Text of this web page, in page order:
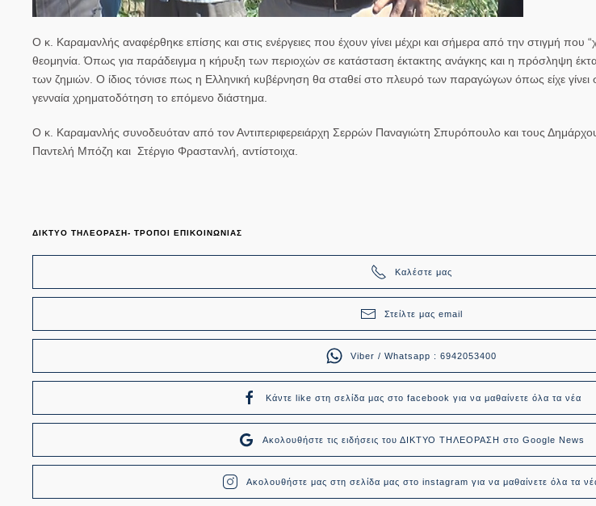
Ο κ. Καραμανλής αναφέρθηκε επίσης και στις ενέργειες που έχουν γίνει μέχρι και σήμερα από την στιγμή που
θεομηνία. Όπως για παράδειγμα η κήρυξη των περιοχών σε κατάσταση έκτακτης ανάγκης και η πρόσληψη
των ζημιών. Ο ίδιος τόνισε πως η Ελληνική κυβέρνηση θα σταθεί στο πλευρό των παραγώγων όπως είχε γίνει
γενναία χρηματοδότηση το επόμενο διάστημα.
Ο κ. Καραμανλής συνοδευόταν από τον Αντιπεριφερειάρχη Σερρών Παναγιώτη Σπυρόπουλο και τους
Παντελή Μπόζη και Στέργιο Φραστανλή, αντίστοιχα.
ΔΙΚΤΥΟ ΤΗΛΕΟΡΑΣΗ- ΤΡΟΠΟΙ ΕΠΙΚΟΙΝΩΝΙΑΣ
Καλέστε μας
Στείλτε μας email
Viber / Whatsapp : 6942053400
Κάντε like στη σελίδα μας στο facebook για να μαθαίνετε όλα τα νέα
Ακολουθήστε τις ειδήσεις του ΔΙΚΤΥΟ ΤΗΛΕΟΡΑΣΗ στο Google News
Ακολουθήστε μας στη σελίδα μας στο instagram για να μαθαίνετε όλα τα